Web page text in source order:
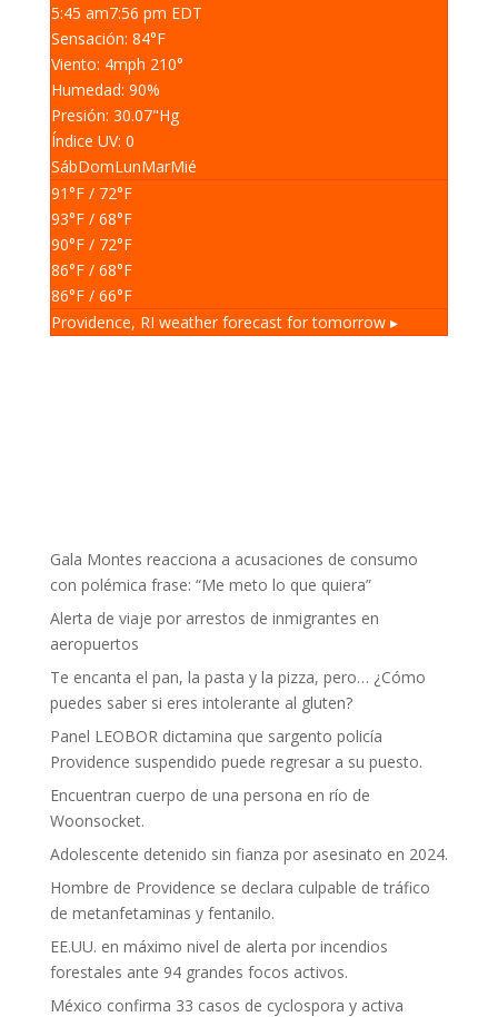
5:45 am7:56 pm EDT
Sensación: 84°F
Viento: 4mph 210°
Humedad: 90%
Presión: 30.07"Hg
Índice UV: 0
SábDomLunMarMié
91°F/ 72°F
93°F/ 68°F
90°F/ 72°F
86°F/ 68°F
86°F/ 66°F
Providence, RI weather forecast for tomorrow ▸
Gala Montes reacciona a acusaciones de consumo
con polémica frase: “Me meto lo que quiera”
Alerta de viaje por arrestos de inmigrantes en
aeropuertos
Te encanta el pan, la pasta y la pizza, pero… ¿Cómo
puedes saber si eres intolerante al gluten?
Panel LEOBOR dictamina que sargento policía
Providence suspendido puede regresar a su puesto.
Encuentran cuerpo de una persona en río de
Woonsocket.
Adolescente detenido sin fianza por asesinato en 2024.
Hombre de Providence se declara culpable de tráfico
de metanfetaminas y fentanilo.
EE.UU. en máximo nivel de alerta por incendios
forestales ante 94 grandes focos activos.
México confirma 33 casos de cyclospora y activa